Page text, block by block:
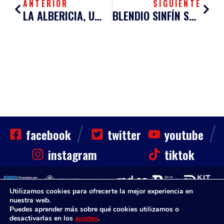
ANTERIOR
LA ALBERICIA, UN FORTÍN PARA LOS SANTANDERINOS
SIGUIENTE
BLENDIO SINFÍN SANTANDER ALCANZA LAS NUBES DEL LIDERATO
facebook / twitter youtube /
instagram tiktok
CLUB HAZTE SOCIO NOTICIAS CONTACTO
Sinfin. Todos los derechos reservados
Utilizamos cookies para ofrecerte la mejor experiencia en
nuestra web.
Puedes aprender más sobre qué cookies utilizamos o
desactivarlas en los ajustes.